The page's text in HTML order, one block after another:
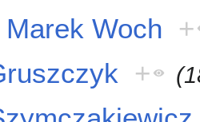
Marek Woch +
+